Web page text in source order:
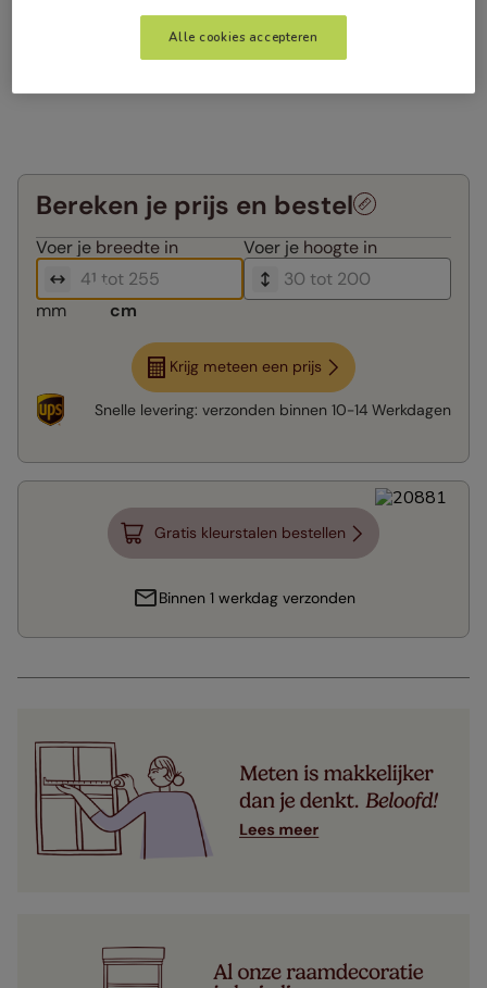
Bereken je prijs en bestel
Voer je breedte in Voer je hoogte in
mm cm
Krijg meteen een prijs
Snelle levering: verzonden binnen 10-14 Werkdagen
Gratis kleurstalen bestellen
Binnen 1 werkdag verzonden
Alle cookies accepteren